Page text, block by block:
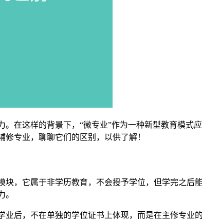
在这样的背景下，“微专业”作为一种新型教育模式
专业，聊聊它们的区别，以供了解！
，它属于非学历教育，不会授予学位，但学完之后
后，不在单独的学位证书上体现，而是在主修专业